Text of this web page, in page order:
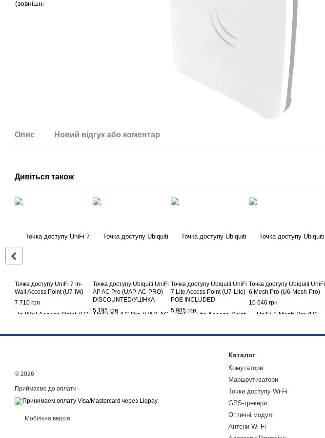
Опис Новий відгук або коментар
Дивіться також
Точка доступу UniFi 7 In-
Wall Access Point (U7-IW)
7 710 грн
Точка доступу Ubiquiti UniFi
AP AC Pro (UAP-AC-PRO)
DISCOUNTED/УЦІНКА
5 195 грн
Точка доступу Ubiquiti UniFi
7 Lite Access Point (U7-Lite)
POE INCLUDED
5 985 грн
Точка доступу Ubiquiti UniFi
6 Mesh Pro (U6-Mesh-Pro)
10 646 грн
© 2026
Приймаємо до оплати
Мобільна версія
Каталог
Комутатори
Маршрутизатори
Точки доступу Wi-Fi
GPS-трекери
Оптичні модулі
Антени Wi-Fi